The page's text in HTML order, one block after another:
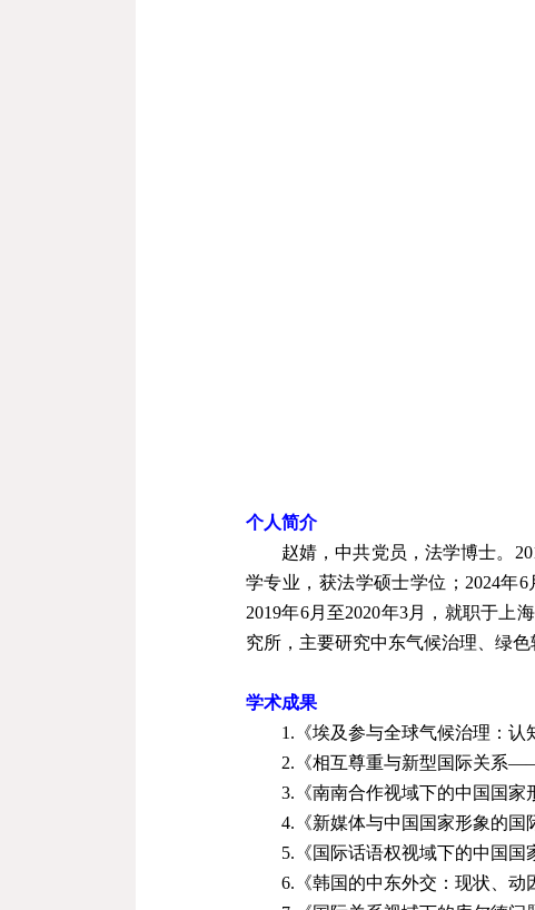
个人简介
赵婧，中共党员，法学博士。
学专业，获法学硕士学位； 2024年6
2019年6月至2020年3月，就职于上
究所，主要研究中东气候治理、绿色
学术成果
1. 《埃及参与全球气候治理：
2. 《相互尊重与新型国际关系
3. 《南南合作视域下的中国国
4. 《新媒体与中国国家形象的国
5. 《国际话语权视域下的中国
6. 《韩国的中东外交：现状、